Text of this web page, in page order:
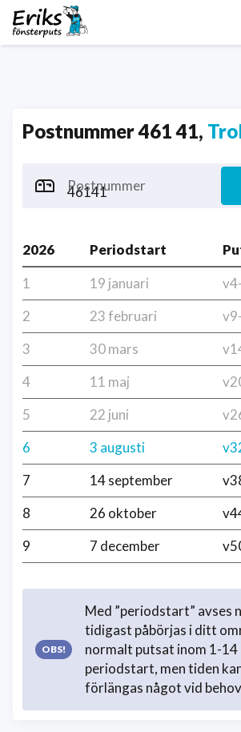
Postnummer 461 41,
Postnummer
2026 Periodstart
1
19 januari
2
23 februari
3
30 mars
4
11 maj
5
22 juni
6
3 augusti
7
14 september
8
26 oktober
9
7 december
Med ”periodstart” avses
tidigast påbörjas i ditt
normalt putsat inom 1-
periodstart, men tiden
förlängas något vid